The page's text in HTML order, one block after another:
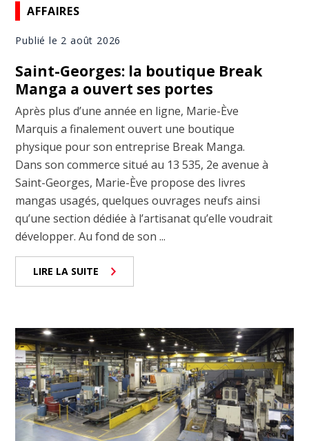
AFFAIRES
Publié le 2 août 2026
Saint-Georges: la boutique Break
Manga a ouvert ses portes
Après plus d’une année en ligne, Marie-Ève
Marquis a finalement ouvert une boutique
physique pour son entreprise Break Manga.
Dans son commerce situé au 13 535, 2e avenue à
Saint-Georges, Marie-Ève propose des livres
mangas usagés, quelques ouvrages neufs ainsi
qu’une section dédiée à l’artisanat qu’elle voudrait
développer. Au fond de son ...
LIRE LA SUITE